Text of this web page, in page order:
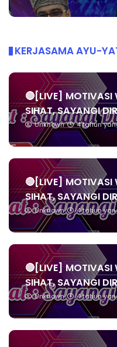
KERJASAMA AYU-
🔴[LIVE] MOTIVASI
SIHAT, SAYANGI
Unknown 4 tahun
🔴[LIVE] MOTIVASI
SIHAT, SAYANGI
Unknown 4 tahun
🔴[LIVE] MOTIVASI
SIHAT, SAYANGI
Unknown 4 tahun